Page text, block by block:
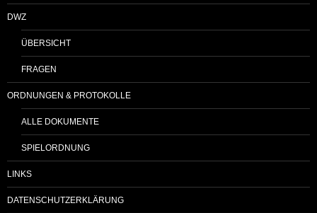
DWZ
ÜBERSICHT
FRAGEN
ORDNUNGEN & PROTOKOLLE
ALLE DOKUMENTE
SPIELORDNUNG
LINKS
DATENSCHUTZERKLÄRUNG